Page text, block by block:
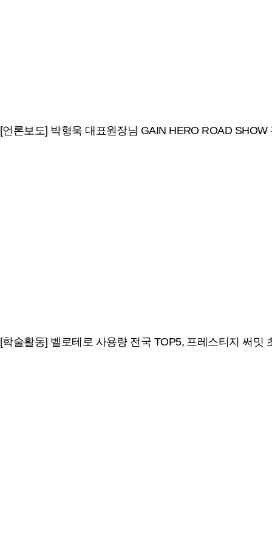
[언론보도] 박형욱 대표원장님 GAIN HERO ROAD SHOW
[학술활동] 벨로테로 사용량 전국 TOP5, 프레스티지 써밋